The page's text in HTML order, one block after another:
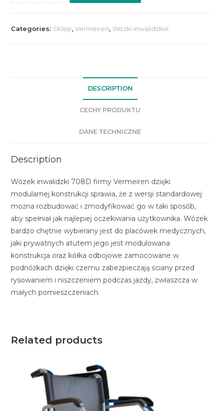
Categories: Sklep,Vermeiren,Wózki inwalidzkie
DESCRIPTION
CECHY PRODUKTU
DANE TECHNICZNE
Description
Wózek inwalidzki 708D firmy Vermeiren dzięki
modularnej konstrukcji sprawia, że z wersji standardowej
można rozbudować i zmodyfikować go w taki sposób,
aby spełniał jak najlepiej oczekiwania użytkownika. Wózek
bardzo chętnie wybierany jest do placówek medycznych,
jaki prywatnych atutem jego jest modulowana
konstrukcja oraz kółka odbojowe zamocowane w
podnóżkach dzięki czemu zabezpieczają ściany przed
rysowaniem i niszczeniem podczas jazdy, zwłaszcza w
małych pomieszczeniach.
Related products